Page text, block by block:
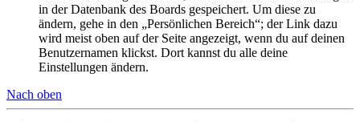
in der Datenbank des Boards gespeichert. Um diese zu
ändern, gehe in den „Persönlichen Bereich“; der Link dazu
wird meist oben auf der Seite angezeigt, wenn du auf deinen
Benutzernamen klickst. Dort kannst du alle deine
Einstellungen ändern.
Nach oben